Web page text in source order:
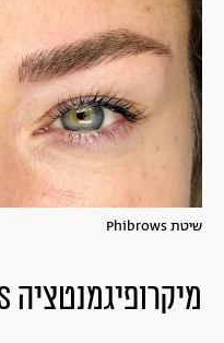
שיטת Phibrows
מיקרופיגמנטציה HWS בעזרת גולדן נידל